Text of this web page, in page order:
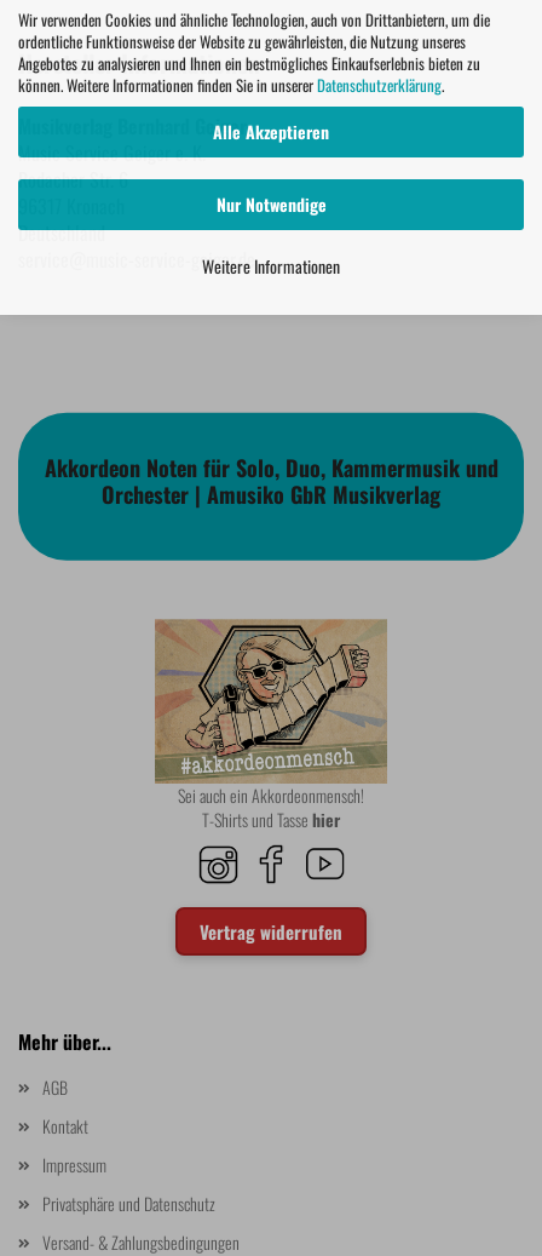
Wir verwenden Cookies und ähnliche Technologien, auch von Drittanbietern, um die
ordentliche Funktionsweise der Website zu gewährleisten, die Nutzung unseres
Angebotes zu analysieren und Ihnen ein bestmögliches Einkaufserlebnis bieten zu
können. Weitere Informationen finden Sie in unsererDatenschutzerklärung.
Alle Akzeptieren
Nur Notwendige
Weitere Informationen
Hersteller Informationen
Musikverlag Bernhard Geiger
Music Service Geiger e. K.
Rodacher Str. 6
Deutschland
service@music-service-geiger.de
Akkordeon Noten für Solo, Duo, Kammermusik und
Orchester | Amusiko GbR Musikverlag
Sei auch ein Akkordeonmensch!
T-Shirts und Tassehier
Vertrag widerrufen
Mehr über...
AGB
Kontakt
Impressum
Privatsphäre und Datenschutz
Versand- & Zahlungsbedingungen